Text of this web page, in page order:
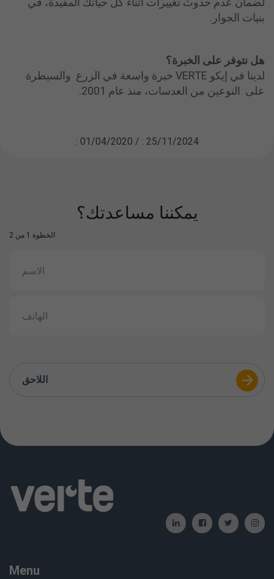
بنيات الجوار.
هل نتوفر على الخبرة؟
لدينا في إيكو VERTE خبرة واسعة في الزرع والسيطرة
على النوعين من العدسات، منذ عام 2001.
: 01/04/2020 / : 25/11/2024
يمكننا مساعدتك؟
الخطوة 1 من 2
اللاحق
Menu